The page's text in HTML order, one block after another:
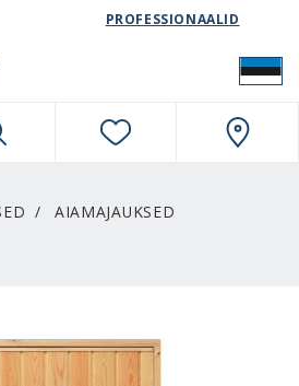
NAVIGATION
PROFESSIONAALID
AIAMAJAUKSED